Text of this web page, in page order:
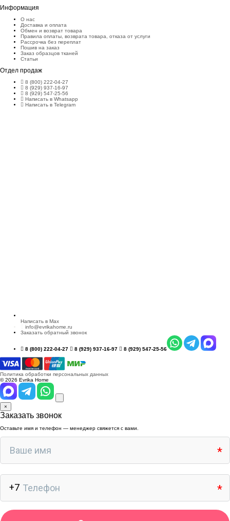
Информация
О нас
Доставка и оплата
Обмен и возврат товара
Правила оплаты, возврата товара, отказа от услуги
Рассрочка без переплат
Пошив на заказ
Заказ образцов тканей
Статьи
Отдел продаж
8 (800) 222-04-27
8 (929) 937-16-97
8 (929) 547-25-56
Написать в Whatsapp
Написать в Telegram
Написать в Max
info@evrikahome.ru
Заказать обратный звонок
8 (800) 222-04-27 8 (929) 937-16-97 8 (929) 547-25-56
Политика обработки персональных данных
© 2026 Evrika Home
×
Заказать звонок
Оставьте имя и телефон — менеджер свяжется с вами.